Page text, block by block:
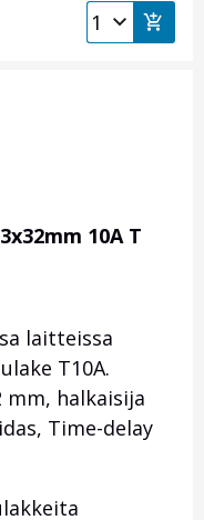
10A T
laitteissa
T10A.
mm, halkaisija
Time-delay